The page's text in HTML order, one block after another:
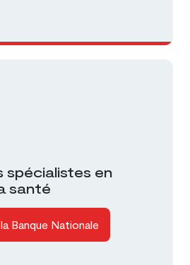
spécialistes en
santé
Banque Nationale